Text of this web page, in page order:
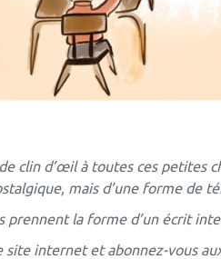
clin d’œil à toutes ces petites
mais d’une forme de
la forme d’un écrit
internet et abonnez-vous